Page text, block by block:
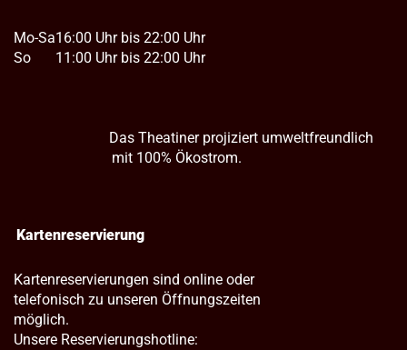
Mo-Sa
So
16:00 Uhr bis 22:00 Uhr
11:00 Uhr bis 22:00 Uhr
Das Theatiner projiziert umweltfreundlich
mit 100% Ökostrom.
Kartenreservierung
Kartenreservierungen sind online oder
telefonisch zu unseren Öffnungszeiten
möglich.
Unsere Reservierungshotline: